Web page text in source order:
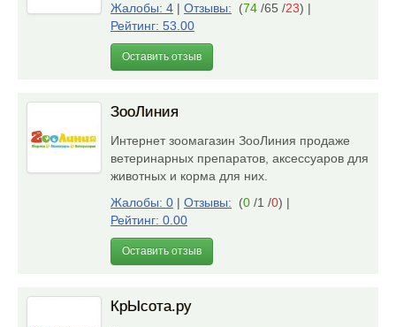
Жалобы: 4 | Отзывы: (74 /65 /23) |
Рейтинг: 53.00
Оставить отзыв
ЗооЛиния
Интернет зоомагазин ЗооЛиния продаже
ветеринарных препаратов, аксессуаров для
животных и корма для них.
Жалобы: 0 | Отзывы: (0 /1 /0) |
Рейтинг: 0.00
Оставить отзыв
КрЫсота.ру